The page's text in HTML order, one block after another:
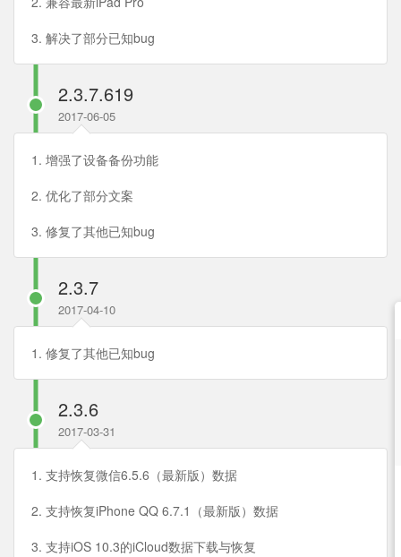
3. 解决了部分已知bug
2.3.7.619
2017-06-05
1. 增强了设备备份功能
2. 优化了部分文案
3. 修复了其他已知bug
2.3.7
2017-04-10
1. 修复了其他已知bug
2.3.6
2017-03-31
1. 支持恢复微信6.5.6（最新版）数据
2. 支持恢复iPhone QQ 6.7.1（最新版）数据
3. 支持iOS 10.3的iCloud数据下载与恢复